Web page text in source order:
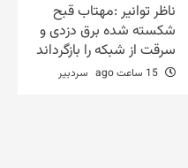
ناظر توانیر :مهتاب قبح
شکسته شده برق دزدی و
سرقت از شبکه را بازگرداند
سردبیر